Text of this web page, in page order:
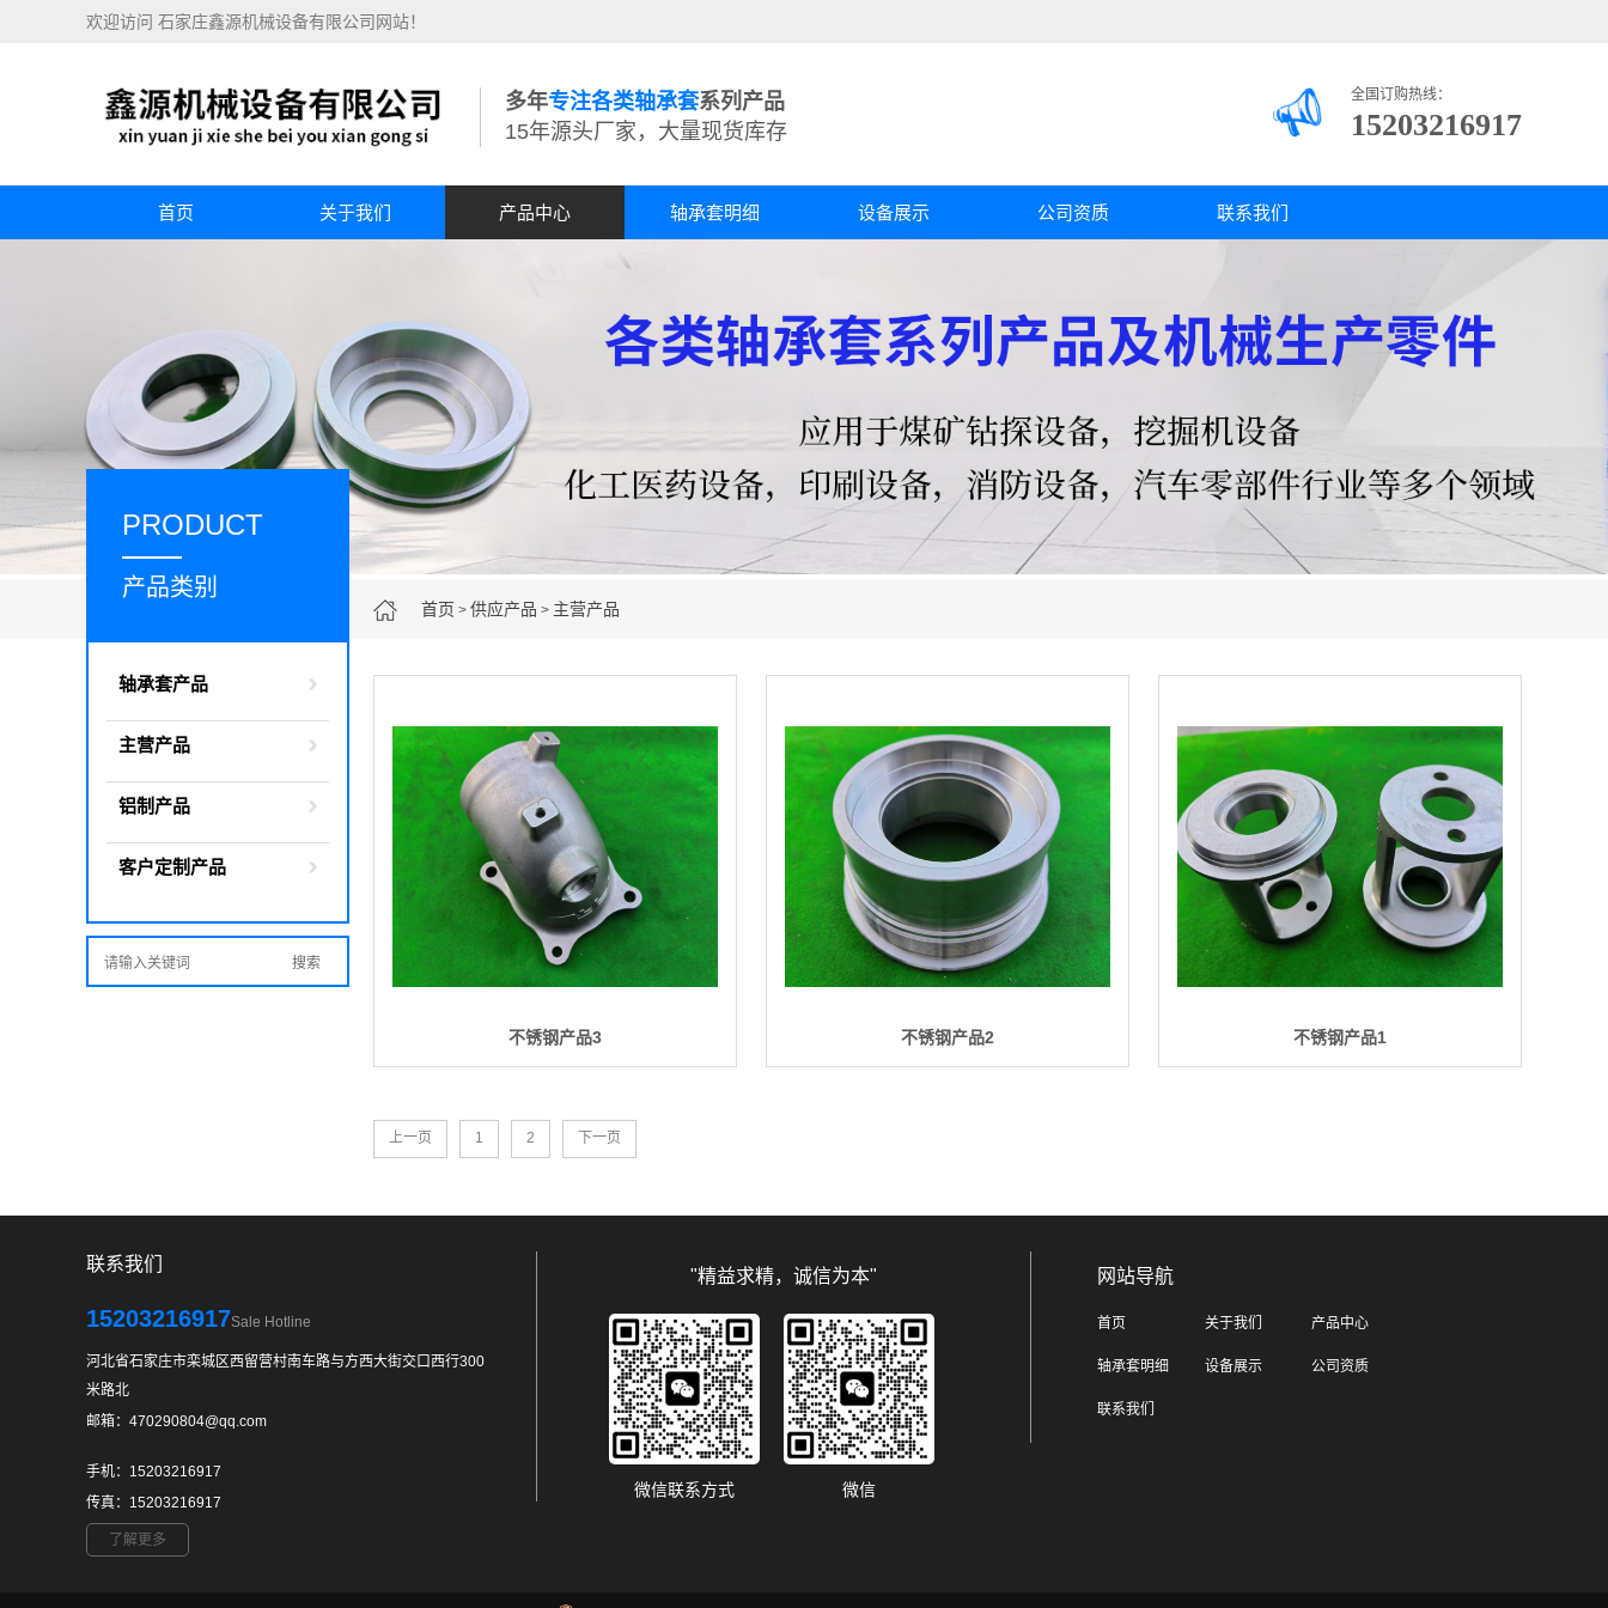
欢迎访问 石家庄鑫源机械设备有限公司网站！
多年专注各类轴承套系列产品
15年源头厂家，大量现货库存
全国订购热线：
15203216917
首页 关于我们 产品中心 轴承套明细 设备展示 公司资质 联系我们
首页 > 供应产品 > 主营产品
PRODUCT
产品类别
轴承套产品
主营产品
铝制产品
客户定制产品
不锈钢产品3 不锈钢产品2 不锈钢产品1
上一页 1 2 下一页
联系我们
15203216917Sale Hotline
河北省石家庄市栾城区西留营村南车路与方西大街交口西行300
米路北
邮箱：470290804@qq.com
手机：15203216917
传真：15203216917
了解更多
"精益求精，诚信为本"
微信联系方式 微信
网站导航
首页 关于我们 产品中心
轴承套明细 设备展示 公司资质
联系我们